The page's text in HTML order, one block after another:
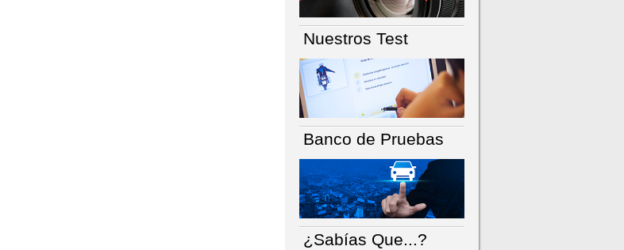
Nuestros Test
Banco de Pruebas
¿Sabías Que...?